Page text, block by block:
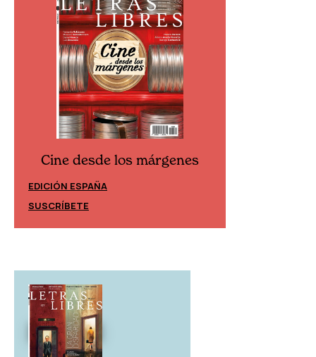
Cine desde los márgenes
EDICIÓN ESPAÑA
SUSCRÍBETE